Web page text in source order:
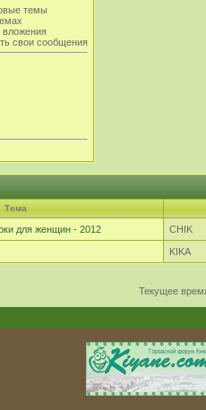
темы
вложения
свои сообщения
Тема
для женщин - 2012 CHIK
KIKA
Текущее